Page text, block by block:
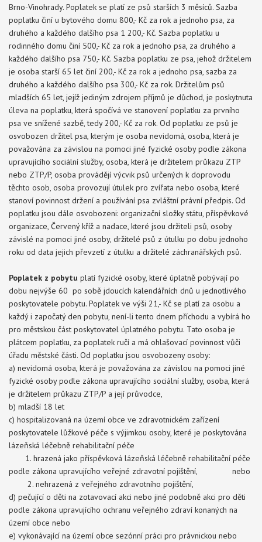
Brno-Vinohrady. Poplatek se platí ze psů starších 3 měsíců. Sazba
poplatku činí u bytového domu 800,- Kč za rok a jednoho psa, za
druhého a každého dalšího psa 1 200,- Kč. Sazba poplatku u
rodinného domu činí 500,- Kč za rok a jednoho psa, za druhého a
každého dalšího psa 750,- Kč. Sazba poplatku ze psa, jehož držitelem
je osoba starší 65 let činí 200,- Kč za rok a jednoho psa, sazba za
druhého a každého dalšího psa 300,- Kč za rok. Držitelům psů
mladších 65 let, jejíž jediným zdrojem příjmů je důchod, je poskytnuta
úleva na poplatku, která spočívá ve stanovení poplatku za prvního
psa ve snížené sazbě, tedy 200,- Kč za rok. Od poplatku ze psů je
osvobozen držitel psa, kterým je osoba nevidomá, osoba, která je
považována za závislou na pomoci jiné fyzické osoby podle zákona
upravujícího sociální služby, osoba, která je držitelem průkazu ZTP
nebo ZTP/P, osoba provádějí výcvik psů určených k doprovodu
těchto osob, osoba provozují útulek pro zvířata nebo osoba, které
stanoví povinnost držení a používání psa zvláštní právní předpis. Od
poplatku jsou dále osvobozeni: organizační složky státu, příspěvkové
organizace, Červený kříž a nadace, které jsou držiteli psů, osoby
závislé na pomoci jiné osoby, držitelé psů z útulku po dobu jednoho
roku od data jejich převzetí z útulku a držitelé záchranářských psů.
Poplatek z pobytu platí fyzické osoby, které úplatně pobývají po
dobu nejvýše 60 po sobě jdoucích kalendářních dnů u jednotlivého
poskytovatele pobytu. Poplatek ve výši 21,- Kč se platí za osobu a
každý i započatý den pobytu, není-li tento dnem příchodu a vybírá ho
pro městskou část poskytovatel úplatného pobytu. Tato osoba je
plátcem poplatku, za poplatek ručí a má ohlašovací povinnost vůči
úřadu městské části. Od poplatku jsou osvobozeny osoby:
a) nevidomá osoba, která je považována za závislou na pomoci jiné
fyzické osoby podle zákona upravujícího sociální služby, osoba, která
je držitelem průkazu ZTP/P a její průvodce,
b) mladší 18 let
c) hospitalizovaná na území obce ve zdravotnickém zařízení
poskytovatele lůžkové péče s výjimkou osoby, které je poskytována
lázeňská léčebně rehabilitační péče
1. hrazená jako příspěvková lázeňská léčebně rehabilitační péče
podle zákona upravujícího veřejné zdravotní pojištění, nebo
2. nehrazená z veřejného zdravotního pojištění,
d) pečující o děti na zotavovací akci nebo jiné podobně akci pro děti
podle zákona upravujícího ochranu veřejného zdraví konaných na
území obce nebo
e) vykonávající na území obce sezónní práci pro právnickou nebo